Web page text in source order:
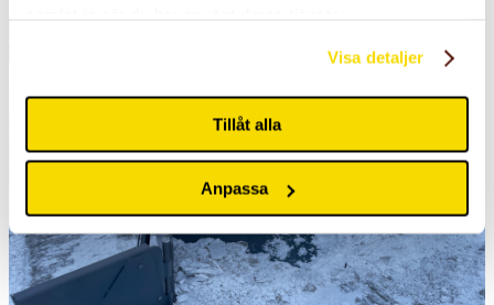
Visa detaljer
Tillåt alla
Anpassa